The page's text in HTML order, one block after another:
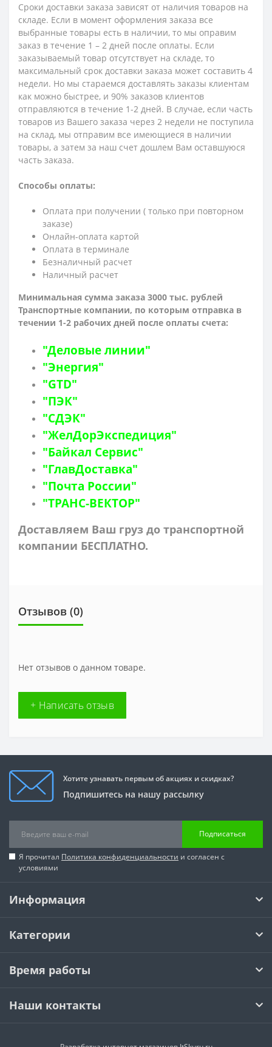
Сроки доставки заказа зависят от наличия товаров на
складе. Если в момент оформления заказа все
выбранные товары есть в наличии, то мы оправим
заказ в течение 1 – 2 дней после оплаты. Если
заказываемый товар отсутствует на складе, то
максимальный срок доставки заказа может составить 4
недели. Но мы стараемся доставлять заказы клиентам
как можно быстрее, и 90% заказов клиентов
отправляются в течение 1-2 дней. В случае, если часть
товаров из Вашего заказа через 2 недели не поступила
на склад, мы отправим все имеющиеся в наличии
товары, а затем за наш счет дошлем Вам оставшуюся
часть заказа.
Способы оплаты:
Оплата при получении ( только при повторном
заказе)
Онлайн-оплата картой
Оплата в терминале
Безналичный расчет
Наличный расчет
Минимальная сумма заказа 3000 тыс. рублей
Транспортные компании, по которым отправка в
течении 1-2 рабочих дней после оплаты счета:
"Деловые линии"
"Энергия"
"GTD"
"ПЭК"
"СДЭК"
"ЖелДорЭкспедиция"
"Байкал Сервис"
"ГлавДоставка"
"Почта России"
"ТРАНС-ВЕКТОР"
Доставляем Ваш груз до транспортной
компании БЕСПЛАТНО.
Отзывов (0)
Нет отзывов о данном товаре.
+ Написать отзыв
Хотите узнавать первым об акциях и скидках?
Подпишитесь на нашу рассылку
Подписаться
Я прочитал Политика конфиденциальности и согласен с
условиями
Информация
Категории
Время работы
Наши контакты